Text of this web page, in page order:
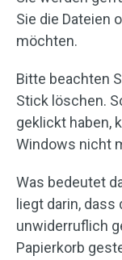
Sie die Dateien
möchten.
Bitte beachten
Stick löschen.
geklickt haben,
Windows nicht
Was bedeutet
liegt darin, dass
unwiderruflich
Papierkorb